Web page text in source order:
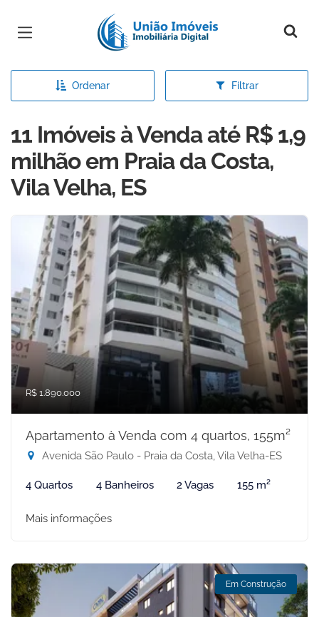
Página inicial
Ordenar Filtrar
11 Imóveis à Venda até R$ 1,9
milhão em Praia da Costa,
Vila Velha, ES
R$ 1.890.000
Apartamento à Venda com 4 quartos, 155m²
Avenida São Paulo - Praia da Costa, Vila Velha-ES
4 Quartos 4 Banheiros 2 Vagas 155 m²
Mais informações
Em Construção